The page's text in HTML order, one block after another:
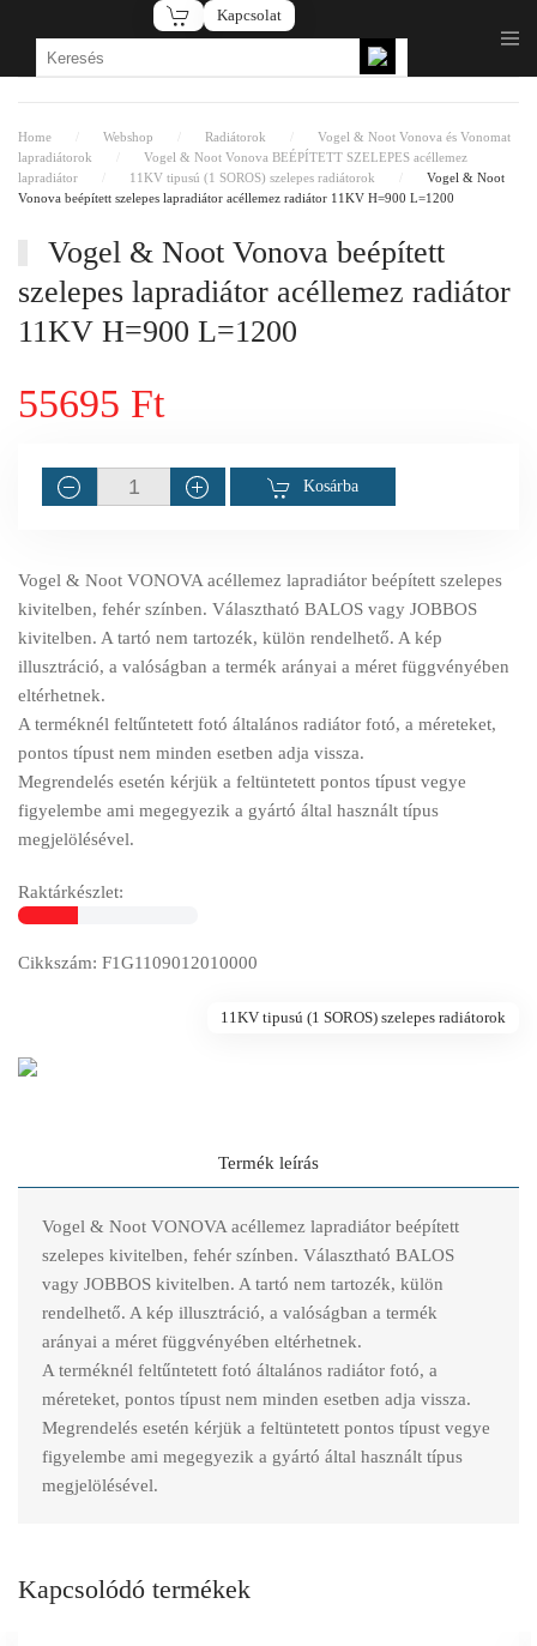
Fő tartalom átugrása
Kapcsolat
Home Webshop Radiátorok
Vogel & Noot Vonova és Vonomat
lapradiátorok
Vogel & Noot Vonova BEÉPÍTETT SZELEPES acéllemez
lapradiátor
11KV tipusú (1 SOROS) szelepes radiátorok
Vogel & Noot
Vonova beépített szelepes lapradiátor acéllemez radiátor 11KV H=900 L=1200
Vogel & Noot Vonova beépített
szelepes lapradiátor acéllemez radiátor
11KV H=900 L=1200
55695 Ft
Kosárba
Vogel & Noot VONOVA acéllemez lapradiátor beépített szelepes
kivitelben, fehér színben. Választható BALOS vagy JOBBOS
kivitelben. A tartó nem tartozék, külön rendelhető. A kép
illusztráció, a valóságban a termék arányai a méret függvényében
eltérhetnek.
A terméknél feltűntetett fotó általános radiátor fotó, a méreteket,
pontos típust nem minden esetben adja vissza.
Megrendelés esetén kérjük a feltüntetett pontos típust vegye
figyelembe ami megegyezik a gyártó által használt típus
megjelölésével.
Raktárkészlet:
Cikkszám: F1G1109012010000
11KV tipusú (1 SOROS) szelepes radiátorok
Termék leírás
Vogel & Noot VONOVA acéllemez lapradiátor beépített
szelepes kivitelben, fehér színben. Választható BALOS
vagy JOBBOS kivitelben. A tartó nem tartozék, külön
rendelhető. A kép illusztráció, a valóságban a termék
arányai a méret függvényében eltérhetnek.
A terméknél feltűntetett fotó általános radiátor fotó, a
méreteket, pontos típust nem minden esetben adja vissza.
Megrendelés esetén kérjük a feltüntetett pontos típust vegye
figyelembe ami megegyezik a gyártó által használt típus
megjelölésével.
Kapcsolódó termékek